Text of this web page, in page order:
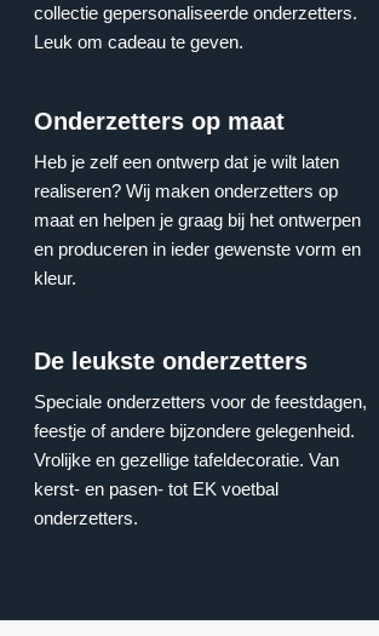
collectie gepersonaliseerde onderzetters.
Leuk om cadeau te geven.
Onderzetters op maat
Heb je zelf een ontwerp dat je wilt laten
realiseren? Wij maken onderzetters op
maat en helpen je graag bij het ontwerpen
en produceren in ieder gewenste vorm en
kleur.
De leukste onderzetters
Speciale onderzetters voor de feestdagen,
feestje of andere bijzondere gelegenheid.
Vrolijke en gezellige tafeldecoratie. Van
kerst- en pasen- tot EK voetbal
onderzetters.